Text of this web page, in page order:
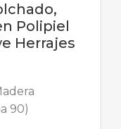
Polipiel
Herrajes
90)